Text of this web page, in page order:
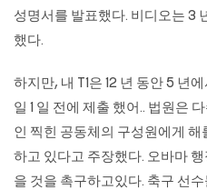
성명서를 발표했다. 비디오는 3
했다.
하지만, 내 T1은 12 년 동안 5 년
일 1 일 전에 제출 했어.. 법원은
인 찍힌 공동체의 구성원에게
하고 있다고 주장했다. 오바마
을 것을 촉구하고있다. 축구 선